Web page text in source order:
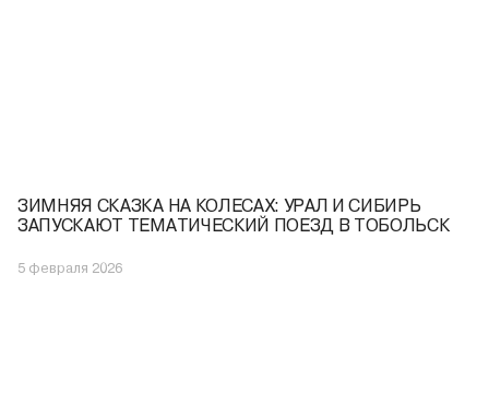
ЗИМНЯЯ СКАЗКА НА КОЛЕСАХ: УРАЛ И СИБИРЬ
ЗАПУСКАЮТ ТЕМАТИЧЕСКИЙ ПОЕЗД В ТОБОЛЬСК
5 февраля 2026